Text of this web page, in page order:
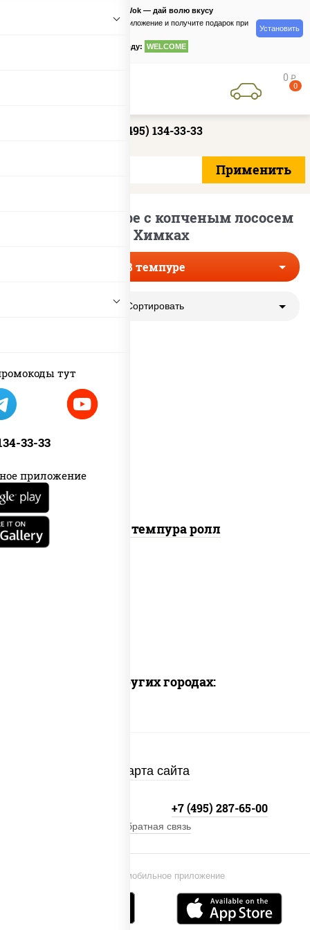
тут
33-33
приложение
PizzaSushiWok — дай волю вкусу
Скачайте приложение и получите подарок при
по промокоду: WELCOME
Установить
0 руб
0
+7 (495) 134-33-33
Роллы в темпуре с копченым лососем
в Химках
В темпуре
Сортировать
рис, нори, лосось копченый, сыр
Гурмэ темпура ролл
Доставка в других городах:
Карта сайта
Установи мобильное приложение
+7 (495) 287-65-00
Обратная связь